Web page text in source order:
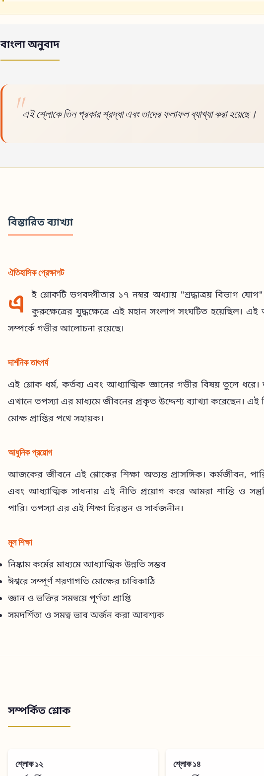
বাংলা অনুবাদ
এই শ্লোকে তিন প্রকার শ্রদ্ধা এবং তাদের ফলাফল ব্যাখ্যা করা হয়েছে।
বিস্তারিত ব্যাখ্যা
ঐতিহাসিক প্রেক্ষাপট
এ
ই শ্লোকটি ভগবদ্গীতার ১৭ নম্বর অধ্যায় "শ্রদ্ধাত্রয় বিভাগ
কুরুক্ষেত্রের যুদ্ধক্ষেত্রে এই মহান সংলাপ সংঘটিত হয়েছিল। এই
সম্পর্কে গভীর আলোচনা রয়েছে।
দার্শনিক তাৎপর্য
এই শ্লোক ধর্ম, কর্তব্য এবং আধ্যাত্মিক জ্ঞানের গভীর বিষয় তুলে ধরে।
এখানে তপস্যা এর মাধ্যমে জীবনের প্রকৃত উদ্দেশ্য ব্যাখ্যা করেছেন। এই
মোক্ষ প্রাপ্তির পথে সহায়ক।
আধুনিক প্রয়োগ
আজকের জীবনে এই শ্লোকের শিক্ষা অত্যন্ত প্রাসঙ্গিক। কর্মজীবন,
এবং আধ্যাত্মিক সাধনায় এই নীতি প্রয়োগ করে আমরা শান্তি ও
পারি। তপস্যা এর এই শিক্ষা চিরন্তন ও সার্বজনীন।
মূল শিক্ষা
নিষ্কাম কর্মের মাধ্যমে আধ্যাত্মিক উন্নতি সম্ভব
ঈশ্বরে সম্পূর্ণ শরণাগতি মোক্ষের চাবিকাঠি
জ্ঞান ও ভক্তির সমন্বয়ে পূর্ণতা প্রাপ্তি
সমদর্শিতা ও সমত্ব ভাব অর্জন করা আবশ্যক
সম্পর্কিত শ্লোক
শ্লোক ১২ শ্লোক ১৪